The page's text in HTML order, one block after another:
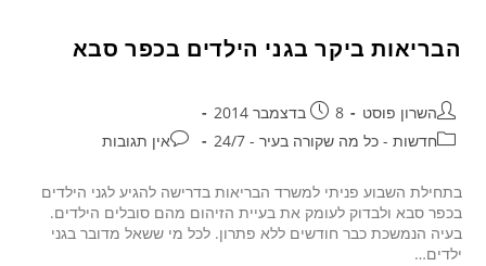
הבריאות ביקר בגני הילדים בכפר סבא
השרון פוסט
8 בדצמבר 2014
חדשות - כל מה שקורה בעיר - 24/7
אין תגובות
בתחילת השבוע פניתי למשרד הבריאות בדרישה להגיע לגני הילדים
בכפר סבא ולבדוק לעומק את בעיית הזיהום מהם סובלים הילדים.
בעיה הנמשכת כבר חודשים ללא פתרון. לכל מי ששאל מדובר בגני
ילדים…